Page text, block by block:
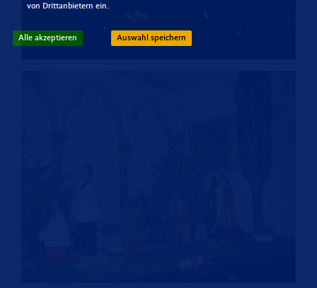
von Drittanbietern ein.
Alle akzeptieren Auswahl speichern